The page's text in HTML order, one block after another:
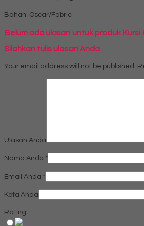
Bahan: Oscar/Fabric
Belum ada ulasan untuk produk Kursi
Silahkan tulis ulasan Anda
Your email address will not be published.
Ulasan Anda
Nama Anda *
Email Anda *
Kota Anda
Rating